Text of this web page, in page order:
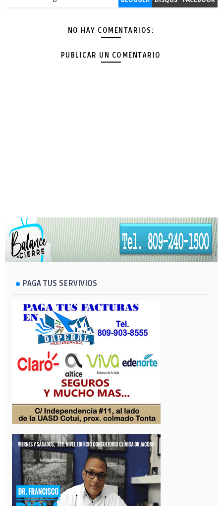
NO HAY COMENTARIOS:
PUBLICAR UN COMENTARIO
PAGA TUS SERVIVIOS